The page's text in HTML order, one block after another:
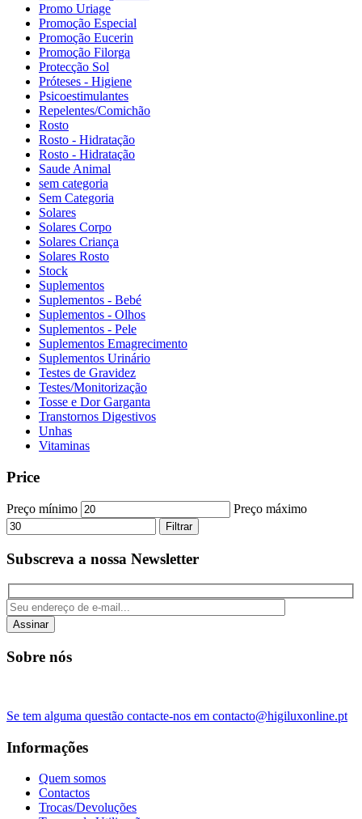
Promo Uriage
Promoção Especial
Promoção Eucerin
Promoção Filorga
Protecção Sol
Próteses - Higiene
Psicoestimulantes
Repelentes/Comichão
Rosto
Rosto - Hidratação
Rosto - Hidratação
Saude Animal
sem categoria
Sem Categoria
Solares
Solares Corpo
Solares Criança
Solares Rosto
Stock
Suplementos
Suplementos - Bebé
Suplementos - Olhos
Suplementos - Pele
Suplementos Emagrecimento
Suplementos Urinário
Testes de Gravidez
Testes/Monitorização
Tosse e Dor Garganta
Transtornos Digestivos
Unhas
Vitaminas
Price
Preço mínimo Preço máximo
Filtrar
Subscreva a nossa Newsletter
Assinar
Sobre nós
Se tem alguma questão contacte-nos em contacto@higiluxonline.pt
Informações
Quem somos
Contactos
Trocas/Devoluções